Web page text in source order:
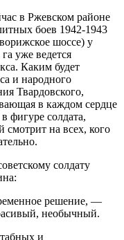
в Ржевском районе
боев 1942-1943
шоссе) у
уже ведется
Каким будет
и народного
Твардовского,
в каждом сердце
фигуре солдата,
смотрит на всех, кого
солдату
решение, —
необычный.
и